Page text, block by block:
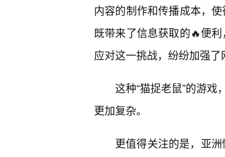
内容的制作和传播成本，
既带来了信息获取的🔥便
应对这一挑战，纷纷加强了
这种“猫捉老鼠”的游戏
更加复杂。
更值得关注的是，亚